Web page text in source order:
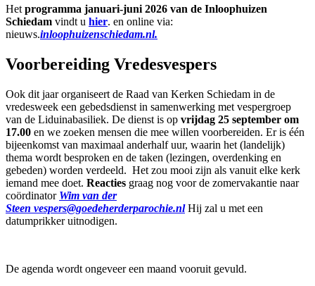
Het programma januari-juni 2026 van de Inloophuizen
Schiedam vindt u hier. en online via:
nieuws.inloophuizenschiedam.nl.
Voorbereiding Vredesvespers
Ook dit jaar organiseert de Raad van Kerken Schiedam in de
vredesweek een gebedsdienst in samenwerking met vespergroep
van de Liduinabasiliek. De dienst is op vrijdag 25 september om
17.00 en we zoeken mensen die mee willen voorbereiden. Er is één
bijeenkomst van maximaal anderhalf uur, waarin het (landelijk)
thema wordt besproken en de taken (lezingen, overdenking en
gebeden) worden verdeeld. Het zou mooi zijn als vanuit elke kerk
iemand mee doet. Reacties graag nog voor de zomervakantie naar
coördinator Wim van der
Steen vespers@goedeherderparochie.nlHij zal u met een
datumprikker uitnodigen.
De agenda wordt ongeveer een maand vooruit gevuld.